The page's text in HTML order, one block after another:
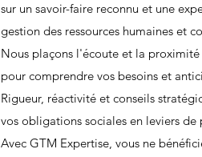
sur un savoir-faire reconnu et une
gestion des ressources humaines et
Nous plaçons l'écoute et la
pour comprendre vos besoins et
Rigueur, réactivité et conseils
vos obligations sociales en leviers de
Avec GTM Expertise, vous ne